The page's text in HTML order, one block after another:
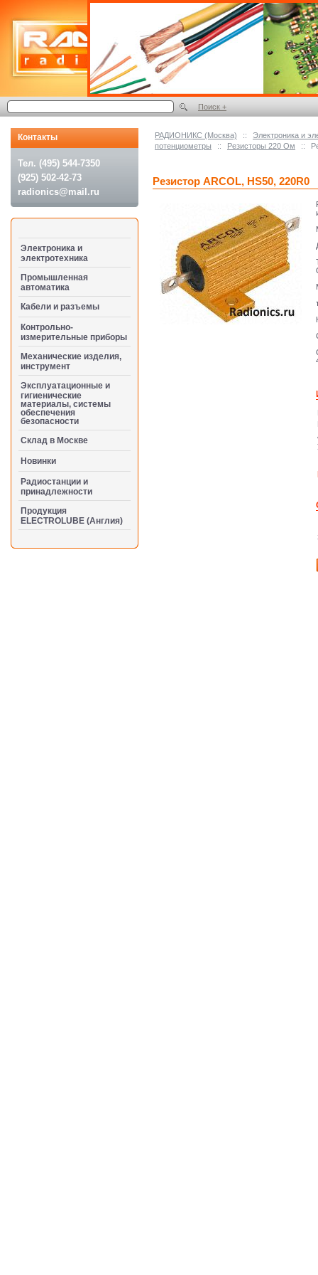
РАДИОНИКС (Москва) ::
Электроника и
потенциометры
:: Резисторы 220 Ом ::
Резистор ARCOL, HS50, 220R0
Контакты
Тел. (495) 544-7350
(925) 502-42-73
radionics@mail.ru
Электроника и
электротехника
Промышленная
автоматика
Кабели и разъемы
Контрольно-
измерительные приборы
Механические изделия,
инструмент
Эксплуатационные и
гигиенические
материалы, системы
обеспечения
безопасности
Cклад в Москве
Новинки
Радиостанции и
принадлежности
Продукция
ELECTROLUBE (Англия)
Поиск +